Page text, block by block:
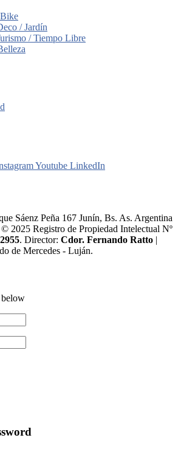
/ Jardín
/ Tiempo Libre
Youtube LinkedIn
Sáenz Peña 167 Junín, Bs. As. Argentina
2025 Registro de Propiedad Intelectual Nº
2955. Director:​ Cdor. Fernando Ratto |
de Mercedes - Luján.